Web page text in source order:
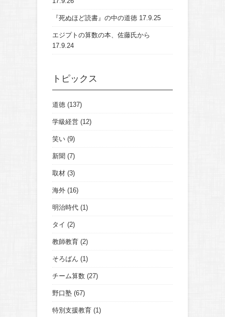
『死ぬほど読書』の中の道徳 17.9.25
エジプトの算数の本、佐藤氏から
17.9.24
トピックス
道徳 (137)
学級経営 (12)
笑い (9)
新聞 (7)
取材 (3)
海外 (16)
明治時代 (1)
タイ (2)
教師教育 (2)
そろばん (1)
チーム算数 (27)
野口塾 (67)
特別支援教育 (1)